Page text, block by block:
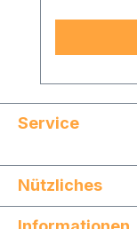
Service
Nützliches